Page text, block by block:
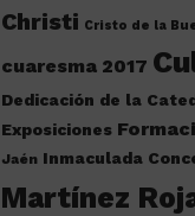
Christi Cristo de la
cuaresma 2017
Dedicación de la
Exposiciones
Jaén Inmaculada
Martínez